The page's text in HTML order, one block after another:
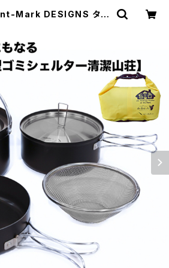
Mark DESIGNS タク
ピルツカフェプラス